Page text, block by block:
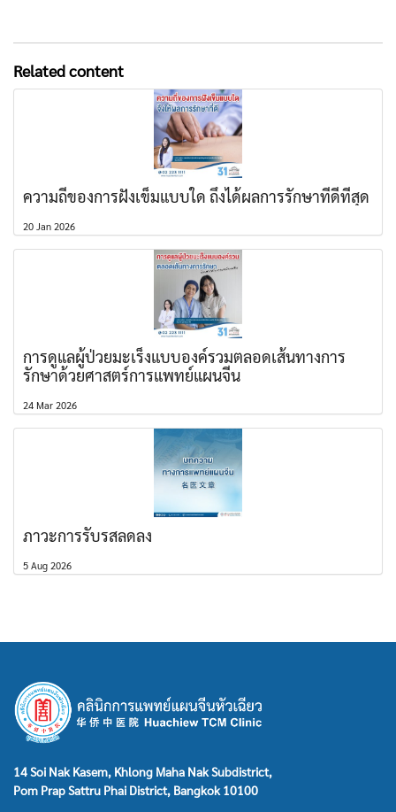
Related content
ความถี่ของการฝังเข็มแบบใด ถึงได้ผลการรักษาที่ดีที่สุด
20 Jan 2026
การดูแลผู้ป่วยมะเร็งแบบองค์รวมตลอดเส้นทางการ
รักษาด้วยศาสตร์การแพทย์แผนจีน
24 Mar 2026
ภาวะการรับรสลดลง
5 Aug 2026
14 Soi Nak Kasem, Khlong Maha Nak Subdistrict,
Pom Prap Sattru Phai District, Bangkok 10100